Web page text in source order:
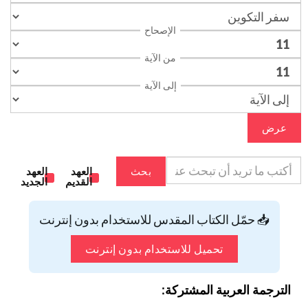
الإصحاح
من الآية
إلى الآية
عرض
بحث
العهد
القديم
العهد
الجديد
📥 حمّل الكتاب المقدس للاستخدام بدون إنترنت
تحميل للاستخدام بدون إنترنت
الترجمة العربية المشتركة: